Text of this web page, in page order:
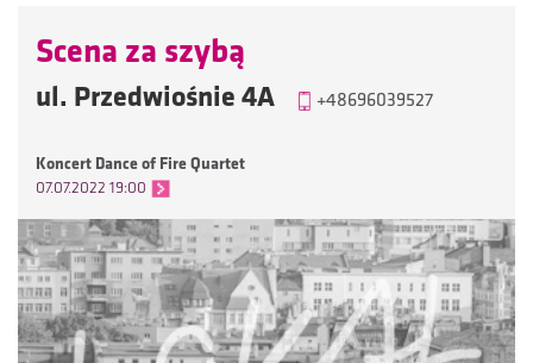
Scena za szybą
ul. Przedwiośnie 4A +48696039527
Koncert Dance of Fire Quartet
07.07.2022 19:00